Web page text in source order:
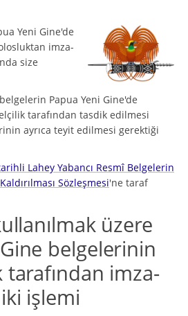
Yeni Gine'de
imza-
size
Papua Yeni Gine'de
tarafından tasdik edilmesi
ayrıca teyit edilmesi gerektiği
Lahey Yabancı Resmî Belgelerin
Sözleşmesi'ne taraf
üzere
belgelerinin
imza-
işlemi